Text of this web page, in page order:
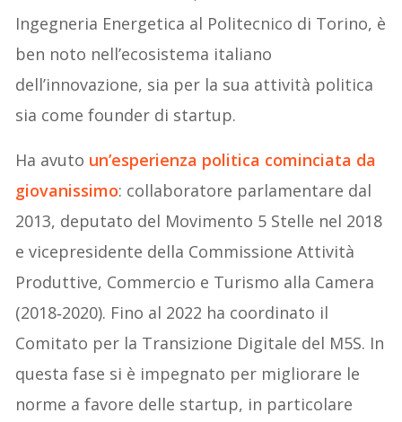
Ingegneria Energetica al Politecnico di Torino, è
ben noto nell’ecosistema italiano
dell’innovazione, sia per la sua attività politica
sia come founder di startup.
Ha avuto un’esperienza politica cominciata da
giovanissimo: collaboratore parlamentare dal
2013, deputato del Movimento 5 Stelle nel 2018
e vicepresidente della Commissione Attività
Produttive, Commercio e Turismo alla Camera
(2018‑2020). Fino al 2022 ha coordinato il
Comitato per la Transizione Digitale del M5S. In
questa fase si è impegnato per migliorare le
norme a favore delle startup, in particolare